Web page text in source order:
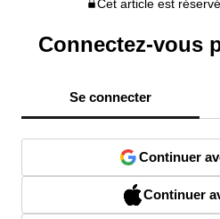
Cet article est
Connectez-vous
Se connecter
Continuer
Continuer